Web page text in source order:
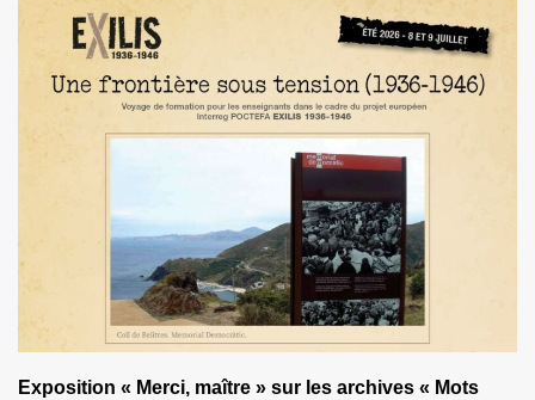
Exposition « Merci, maître » sur les archives « Mots